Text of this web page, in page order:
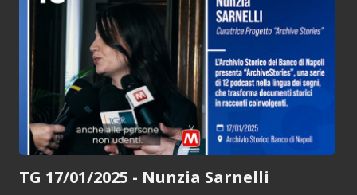
TG 17/01/2025 - Nunzia Sarnelli